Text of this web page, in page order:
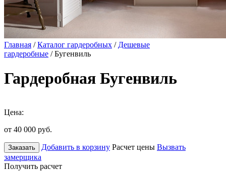
Главная /Каталог гардеробных / Дешевые
гардеробные / Бугенвиль
Гардеробная Бугенвиль
Цена:
от 40 000 руб.
Заказать Добавить в корзину Расчет цены Вызвать
замерщика
Получить расчет